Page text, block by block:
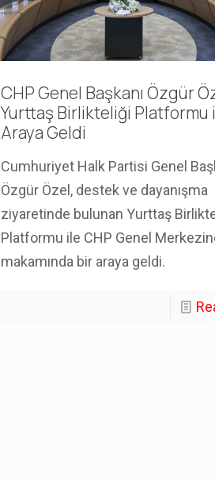
CHP Genel Başkanı Özgür
Yurttaş Birlikteliği Platformu
Araya Geldi
Cumhuriyet Halk Partisi Genel
Özgür Özel, destek ve dayanışma
ziyaretinde bulunan Yurttaş
Platformu ile CHP Genel
makamında bir araya geldi.